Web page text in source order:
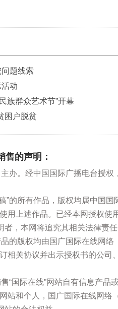
题线索
动
族群众艺术节”开幕
困户脱贫
售的声明：
办。经中国国际广播电台授
”的所有作品，版权均属中国
用上述作品。已经本网授权使
者，本网将追究其相关法律责任
的版权均由国广国际在线网
相关协议并出示授权书的公司
“国际在线”网站自有信息产品
站和个人，国广国际在线网